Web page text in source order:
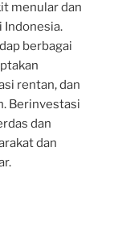
menular dan
Indonesia.
berbagai
rentan, dan
Berinvestasi
dan
dan